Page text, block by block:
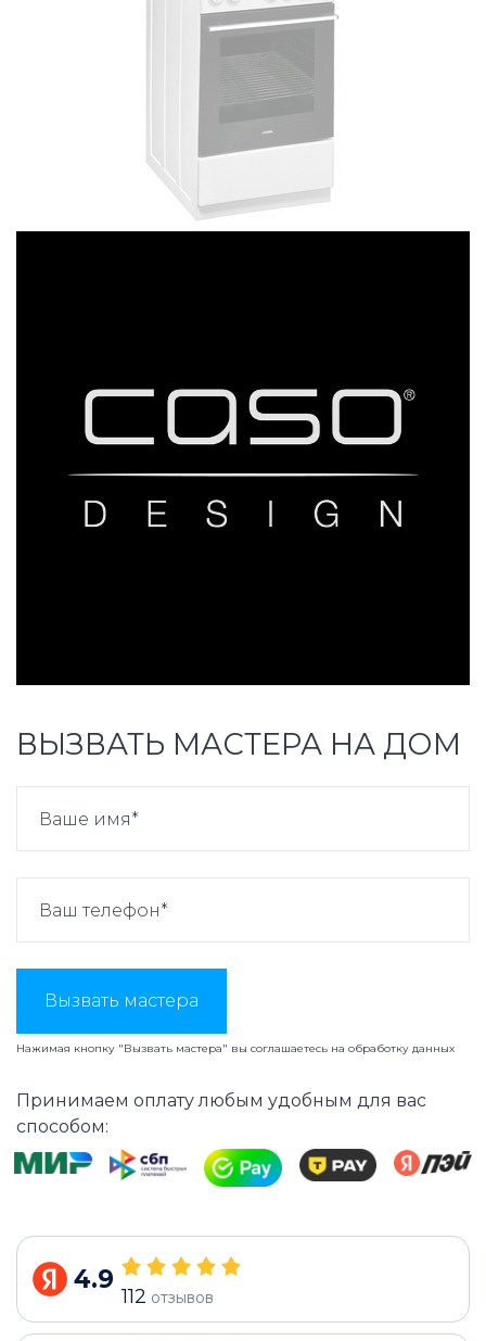
ВЫЗВАТЬ МАСТЕРА НА ДОМ
Вызвать мастера
Нажимая кнопку "Вызвать мастера" вы соглашаетесь на обработку данных
Принимаем оплату любым удобным для вас
способом:
4.9
112 отзывов